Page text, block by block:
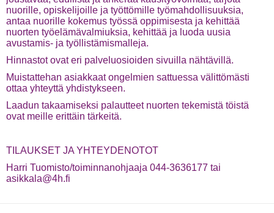
nuorille, opiskelijoille ja työttömille työmahdollisuuksia,
antaa nuorille kokemus työssä oppimisesta ja kehittää
nuorten työelämävalmiuksia, kehittää ja luoda uusia
avustamis- ja työllistämismalleja.
Hinnastot ovat eri palveluosioiden sivuilla nähtävillä.
Muistattehan asiakkaat ongelmien sattuessa välittömästi
ottaa yhteyttä yhdistykseen.
Laadun takaamiseksi palautteet nuorten tekemistä töistä
ovat meille erittäin tärkeitä.
TILAUKSET JA YHTEYDENOTOT
Harri Tuomisto/toiminnanohjaaja 044-3636177 tai
asikkala@4h.fi